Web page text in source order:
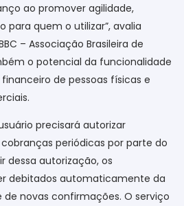
ao promover agilidade,
para quem o utilizar”, avalia
– Associação Brasileira de
o potencial da funcionalidade
de pessoas físicas e
precisará autorizar
periódicas por parte do
dessa autorização, os
debitados automaticamente da
novas confirmações. O serviço